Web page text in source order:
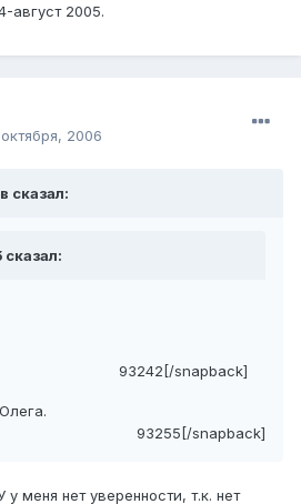
август 2005.
2006
сказал:
93242[/snapback]
93255[/snapback]
меня нет уверенности, т.к. нет